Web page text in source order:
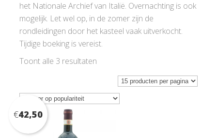
het Nationale Archief van Italië. Overnachting is ook
mogelijk. Let wel op, in de zomer zijn de
rondleidingen door het kasteel vaak uitverkocht.
Tijdige boeking is vereist.
Toont alle 3 resultaten
populariteit
€42,50